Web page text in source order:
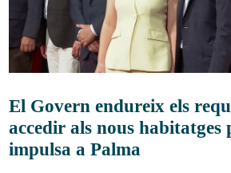
El Govern endureix els
accedir als nous habitatges
impulsa a Palma